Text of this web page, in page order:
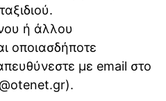
ή άλλου
οποιασδήποτε
με email στο